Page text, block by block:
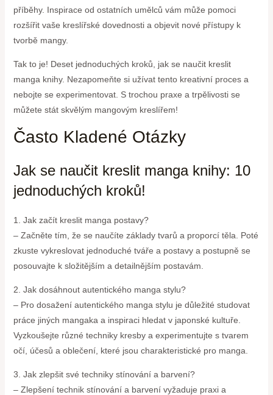
příběhy. Inspirace od ostatních umělců vám může pomoci
rozšířit vaše kreslířské dovednosti a objevit nové přístupy k
tvorbě mangy.
Tak to je! Deset jednoduchých kroků, jak se naučit kreslit
manga knihy. Nezapomeňte si užívat tento kreativní proces a
nebojte se experimentovat. S trochou praxe a trpělivosti se
můžete stát skvělým mangovým kreslířem!
Často Kladené Otázky
Jak se naučit kreslit manga knihy: 10
jednoduchých kroků!
1. Jak začít kreslit manga postavy?
– Začněte tím, že se naučíte základy tvarů a proporcí těla. Poté
zkuste vykreslovat jednoduché tváře a postavy a postupně se
posouvajte k složitějším a detailnějším postavám.
2. Jak dosáhnout autentického manga stylu?
– Pro dosažení autentického manga stylu je důležité studovat
práce jiných mangaka a inspiraci hledat v japonské kultuře.
Vyzkoušejte různé techniky kresby a experimentujte s tvarem
očí, účesů a oblečení, které jsou charakteristické pro manga.
3. Jak zlepšit své techniky stínování a barvení?
– Zlepšení technik stínování a barvení vyžaduje praxi a